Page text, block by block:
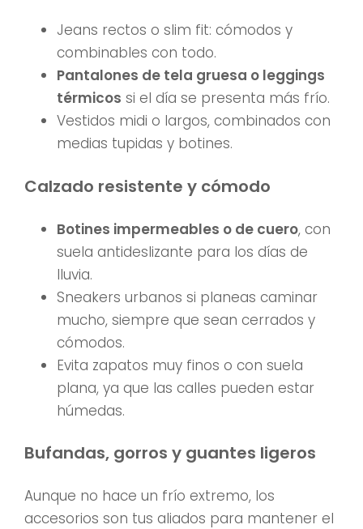
Jeans rectos o slim fit: cómodos y
combinables con todo.
Pantalones de tela gruesa o leggings
térmicos si el día se presenta más frío.
Vestidos midi o largos, combinados con
medias tupidas y botines.
Calzado resistente y cómodo
Botines impermeables o de cuero, con
suela antideslizante para los días de
lluvia.
Sneakers urbanos si planeas caminar
mucho, siempre que sean cerrados y
cómodos.
Evita zapatos muy finos o con suela
plana, ya que las calles pueden estar
húmedas.
Bufandas, gorros y guantes ligeros
Aunque no hace un frío extremo, los
accesorios son tus aliados para mantener el